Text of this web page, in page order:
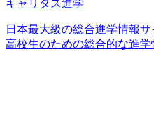
キャリタス進学
日本最大級の総合進学情報
高校生のための総合的な進